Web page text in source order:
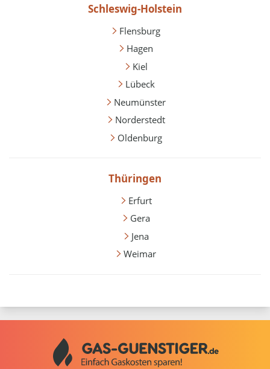
Schleswig-Holstein
Flensburg
Hagen
Kiel
Lübeck
Neumünster
Norderstedt
Oldenburg
Thüringen
Erfurt
Gera
Jena
Weimar